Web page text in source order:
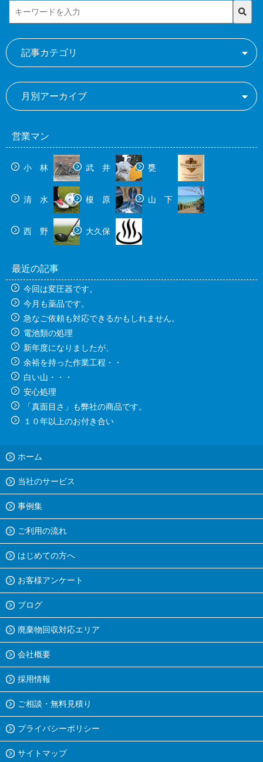
記事カテゴリ
月別アーカイブ
営業マン
小 林 武 井 甕
清 水 榎 原 山 下
西 野 大久保
最近の記事
今回は変圧器です。
今月も薬品です。
急なご依頼も対応できるかもしれません。
電池類の処理
新年度になりましたが、
余裕を持った作業工程・・
白い山・・・
安心処理
「真面目さ」も弊社の商品です。
１０年以上のお付き合い
ホーム
当社のサービス
事例集
ご利用の流れ
はじめての方へ
お客様アンケート
ブログ
廃棄物回収対応エリア
会社概要
採用情報
ご相談・無料見積り
プライバシーポリシー
サイトマップ